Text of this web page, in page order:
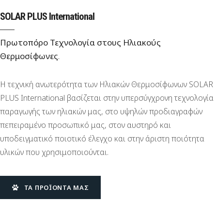
SOLAR PLUS International
Πρωτοπόρο Τεχνολογία στους Ηλιακούς
Θερμοσίφωνες.
Η τεχνική ανωτερότητα των Ηλιακών Θερμοσίφωνων SOLAR
PLUS International βασίζεται στην υπερσύγχρονη τεχνολογία
παραγωγής των ηλιακών μας, στο υψηλών προδιαγραφών
πεπειραμένο προσωπικό μας, στον αυστηρό και
υποδειγματικό ποιοτικό έλεγχο και στην άριστη ποιότητα
υλικών που χρησιμοποιούνται.
ΤΑ ΠΡΟΪΌΝΤΑ ΜΑΣ